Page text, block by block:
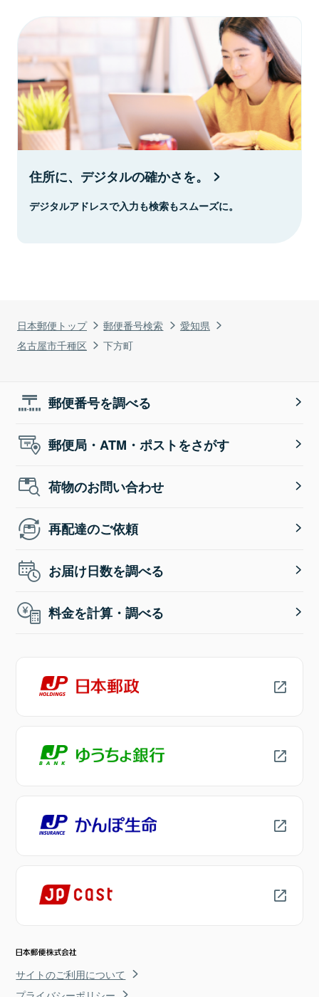
日本郵便トップ 郵便番号検索
愛知県
名古屋市千種区
下方町
住所に、デジタルの確かさを。
デジタルアドレスで入力も検索もスムーズに。
郵便番号を調べる
郵便局・ATM・ポストをさがす
荷物のお問い合わせ
再配達のご依頼
お届け日数を調べる
料金を計算・調べる
サイトのご利用について